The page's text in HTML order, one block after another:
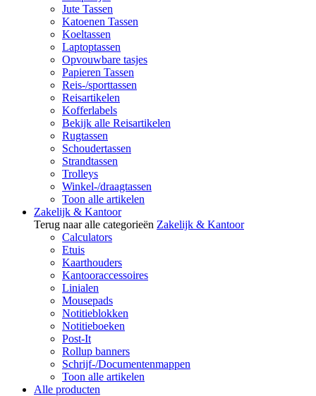
Jute Tassen
Katoenen Tassen
Koeltassen
Laptoptassen
Opvouwbare tasjes
Papieren Tassen
Reis-/sporttassen
Reisartikelen
Kofferlabels
Bekijk alle Reisartikelen
Rugtassen
Schoudertassen
Strandtassen
Trolleys
Winkel-/draagtassen
Toon alle artikelen
Zakelijk & Kantoor
Terug naar alle categorieën Zakelijk & Kantoor
Calculators
Etuis
Kaarthouders
Kantooraccessoires
Linialen
Mousepads
Notitieblokken
Notitieboeken
Post-It
Rollup banners
Schrijf-/Documentenmappen
Toon alle artikelen
Alle producten